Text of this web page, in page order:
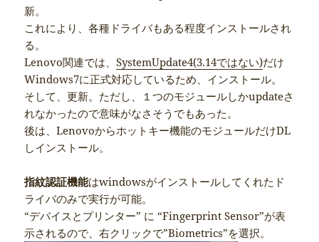
新。
これにより、各種ドライバもある程度インストールされ
る。
Lenovo関連では、SystemUpdate4(3.14ではない)だけ
Windows7に正式対応しているため、インストール。
そして、更新。ただし、１つのモジュールしかupdateさ
れなかったので意味がなさそうでもあった。
後は、Lenovoからホットキー機能のモジュールだけDL
しインストール。
指紋認証機能はwindowsがインストールしてくれたド
ライバのみで実行が可能。
“デバイスとプリンター” に “Fingerprint Sensor”が表
示されるので、右クリックで”Biometrics”を選択。